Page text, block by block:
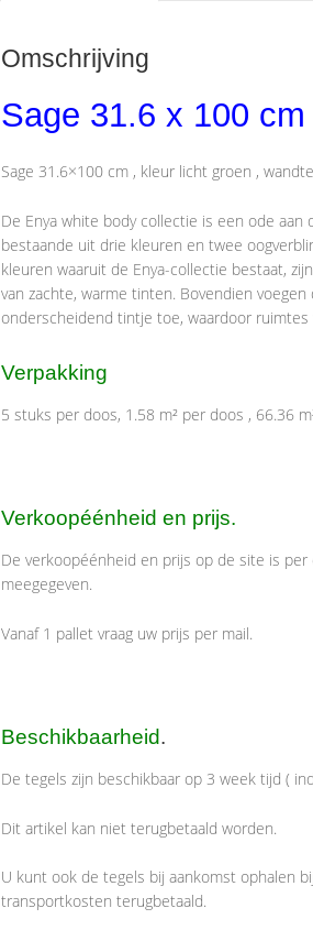
Omschrijving
Sage 31.6 x 100 cm
Sage 31.6×100 cm , kleur licht groen ,
De Enya white body collectie is een ode
bestaande uit drie kleuren en twee
kleuren waaruit de Enya-collectie bestaat,
van zachte, warme tinten. Bovendien
onderscheidend tintje toe, waardoor
Verpakking
5 stuks per doos, 1.58 m² per doos , 66.36
Verkoopéénheid en prijs.
De verkoopéénheid en prijs op de site is
meegegeven.
Vanaf 1 pallet vraag uw prijs per mail.
Beschikbaarheid.
De tegels zijn beschikbaar op 3 week tijd (
Dit artikel kan niet terugbetaald worden.
U kunt ook de tegels bij aankomst ophalen
transportkosten terugbetaald.